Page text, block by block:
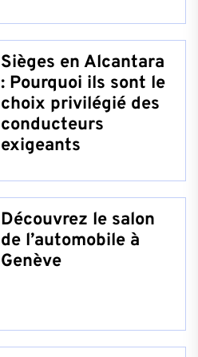
Sièges en Alcantara
: Pourquoi ils sont le
choix privilégié des
conducteurs
exigeants
Découvrez le salon
de l’automobile à
Genève